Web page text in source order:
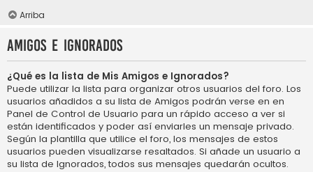
Arriba
Amigos e Ignorados
¿Qué es la lista de Mis Amigos e Ignorados?
Puede utilizar la lista para organizar otros usuarios del foro. Los
usuarios añadidos a su lista de Amigos podrán verse en en
Panel de Control de Usuario para un rápido acceso a ver si
están identificados y poder así enviarles un mensaje privado.
Según la plantilla que utilice el foro, los mensajes de estos
usuarios pueden visualizarse resaltados. Si añade un usuario a
su lista de Ignorados, todos sus mensajes quedarán ocultos.